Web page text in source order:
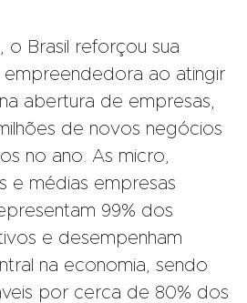
o Brasil reforçou sua
ao atingir
abertura de empresas,
de novos negócios
no ano. As micro,
e médias empresas
99% dos
e desempenham
na economia, sendo
por cerca de 80% dos